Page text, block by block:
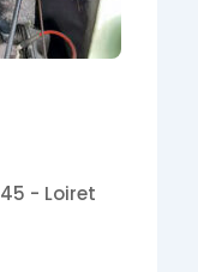
45 - Loiret